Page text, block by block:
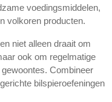
voedingsmiddelen,
volkoren producten.
niet alleen draait om
ook om regelmatige
Combineer
bilspieroefeningen